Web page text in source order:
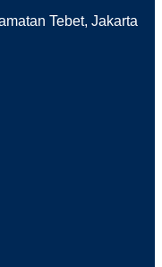
Tebet, Jakarta